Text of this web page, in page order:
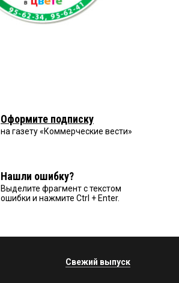
Оформите подписку
на газету «Коммерческие вести»
Нашли ошибку?
Выделите фрагмент с текстом
ошибки и нажмите Ctrl + Enter.
Свежий выпуск